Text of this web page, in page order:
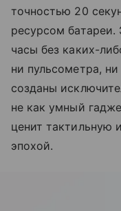
точностью 20
ресурсом батареи.
часы без каких-
ни пульсометра,
созданы
не как умный
ценит тактильную
эпохой.